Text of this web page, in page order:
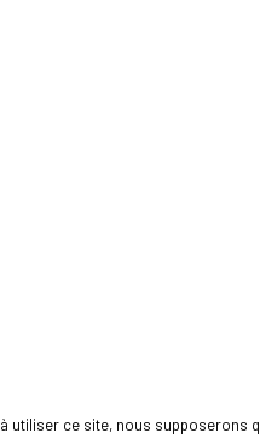
utiliser ce site, nous supposerons